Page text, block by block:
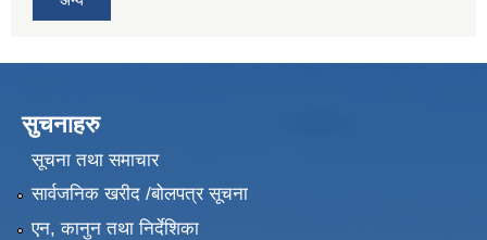
सुचनाहरु
सूचना तथा समाचार
सार्वजनिक खरीद /बोलपत्र सूचना
एन, कानुन तथा निर्देशिका